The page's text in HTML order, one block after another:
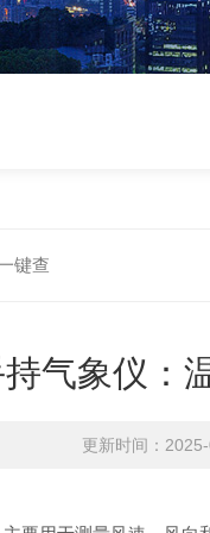
键查
气象仪：
更新时间：